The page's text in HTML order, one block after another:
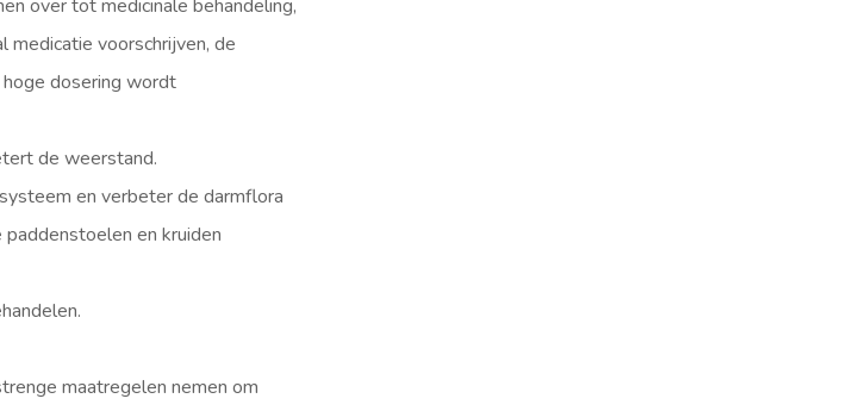
over tot medicinale behandeling,
medicatie voorschrijven, de
hoge dosering wordt
de weerstand.
en verbeter de darmflora
en kruiden
maatregelen nemen om